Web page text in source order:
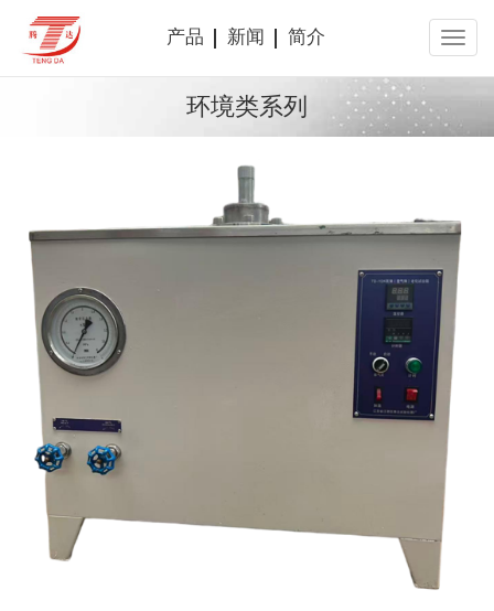
产品 新闻 简介
环境类系列